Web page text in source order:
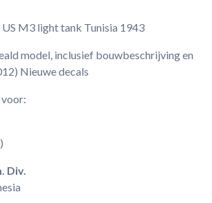
M3 light tank Tunisia 1943
model, inclusief bouwbeschrijving en
Nieuwe decals
Div.